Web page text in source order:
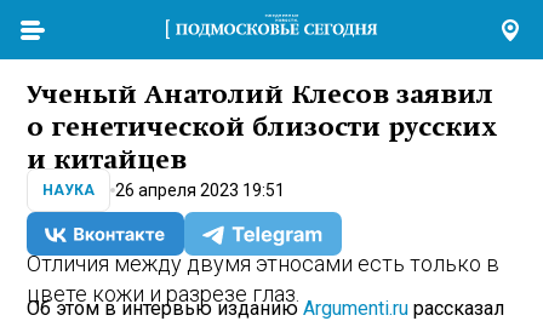
Ученый Анатолий Клесов заявил
о генетической близости русских
и китайцев
НАУКА 26 апреля 2023 19:51
Отличия между двумя этносами есть только в
цвете кожи и разрезе глаз.
Об этом в интервью изданиюArgumenti.ru рассказал